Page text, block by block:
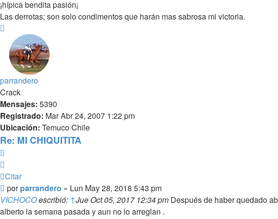
¡hípica bendita pasión¡
Las derrotas; son solo condimentos que harán mas sabrosa mi victoria.
parrandero
Crack
Mensajes: 5390
Registrado: Mar Abr 24, 2007 1:22 pm
Ubicación: Temuco Chile
Re: MI CHIQUITITA
Citar
Mensaje
porparrandero » Lun May 28, 2018 5:43 pm
VICHOCOescribió: ↑Jue Oct 05, 2017 12:34 pm Después de haber quedado
alberto la semana pasada y aun no lo arreglan .